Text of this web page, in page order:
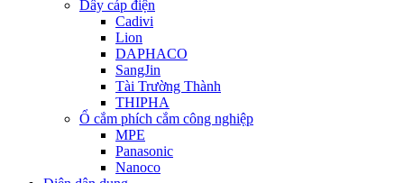
Dây cáp điện
Cadivi
Lion
DAPHACO
SangJin
Tài Trường Thành
THIPHA
Ổ cắm phích cắm công nghiệp
MPE
Panasonic
Nanoco